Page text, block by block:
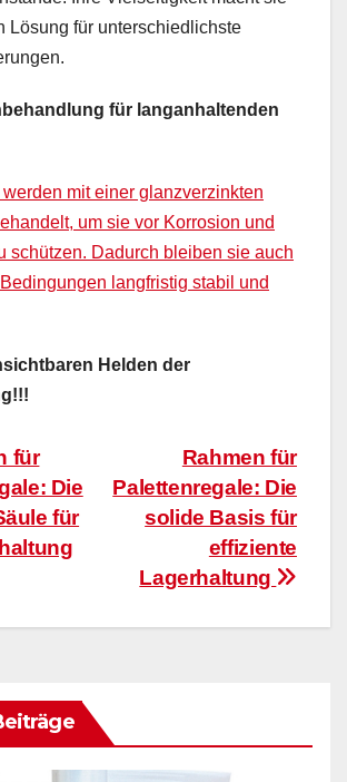
Lösung für unterschiedlichste
für langanhaltenden
mit einer glanzverzinkten
um sie vor Korrosion und
schützen. Dadurch bleiben sie auch
langfristig stabil und
Helden der
Rahmen für
Palettenregale: Die
solide Basis für
effiziente
Lagerhaltung
für
Die
für